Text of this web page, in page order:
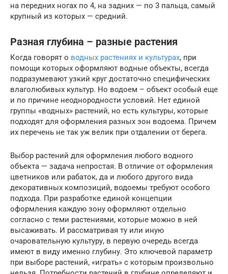
на передних ногах по 4, на задних — по 3 пальца, самый
крупный из которых — средний.
Разная глубина – разные растения
Когда говорят о водных растениях и культурах, при
помощи которых оформляют водные объекты, всегда
подразумевают узкий круг достаточно специфических
влаголюбивых культур. Но водоем – объект особый еще
и по причине неоднородности условий. Нет единой
группы «водных» растений, но есть культуры, которые
подходят для оформления разных зон водоема. Причем
их перечень не так уж велик при отдалении от берега.
Выбор растений для оформления любого водного
объекта — задача непростая. В отличие от оформления
цветников или рабаток, да и любого другого вида
декоративных композиций, водоемы требуют особого
подхода. При разработке единой концепции
оформления каждую зону оформляют отдельно
согласно с теми растениями, которые можно в ней
высаживать. И рассматривая ту или иную
очаровательную культуру, в первую очередь всегда
имеют в виду именно глубину. Это ключевой параметр
при выборе растений, «играть» с которым произвольно